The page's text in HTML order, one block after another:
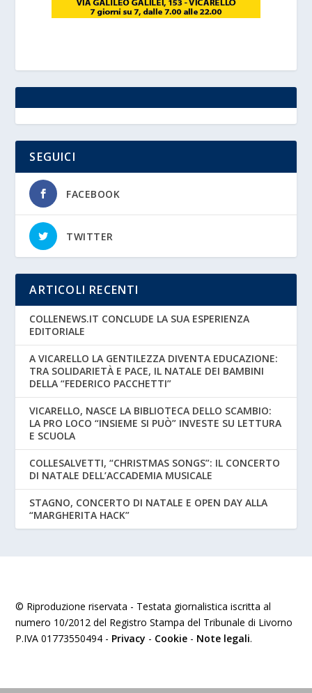
SEGUICI
FACEBOOK
TWITTER
ARTICOLI RECENTI
COLLENEWS.IT CONCLUDE LA SUA ESPERIENZA
EDITORIALE
A VICARELLO LA GENTILEZZA DIVENTA EDUCAZIONE:
TRA SOLIDARIETÀ E PACE, IL NATALE DEI BAMBINI
DELLA “FEDERICO PACCHETTI”
VICARELLO, NASCE LA BIBLIOTECA DELLO SCAMBIO:
LA PRO LOCO “INSIEME SI PUÒ” INVESTE SU LETTURA
E SCUOLA
COLLESALVETTI, “CHRISTMAS SONGS”: IL CONCERTO
DI NATALE DELL’ACCADEMIA MUSICALE
STAGNO, CONCERTO DI NATALE E OPEN DAY ALLA
“MARGHERITA HACK”
© Riproduzione riservata - Testata giornalistica iscritta al
numero 10/2012 del Registro Stampa del Tribunale di Livorno
P.IVA 01773550494 - Privacy - Cookie - Note legali.